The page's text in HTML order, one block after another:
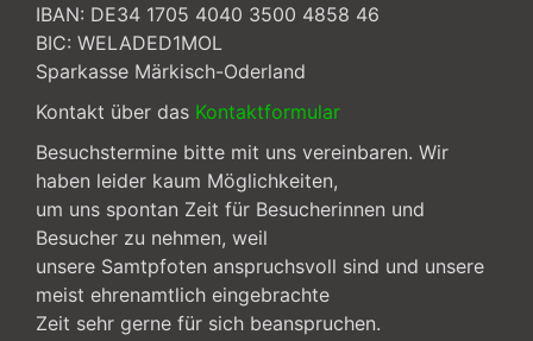
IBAN: DE34 1705 4040 3500 4858 46
BIC: WELADED1MOL
Sparkasse Märkisch-Oderland
Kontakt über das Kontaktformular
Besuchstermine bitte mit uns vereinbaren. Wir
haben leider kaum Möglichkeiten,
um uns spontan Zeit für Besucherinnen und
Besucher zu nehmen, weil
unsere Samtpfoten anspruchsvoll sind und unsere
meist ehrenamtlich eingebrachte
Zeit sehr gerne für sich beanspruchen.